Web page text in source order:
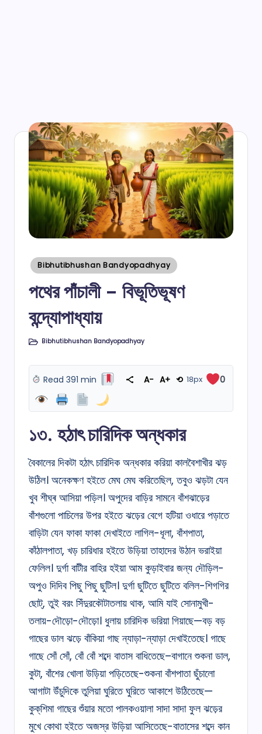
Posted
Bibhutibhushan Bandyopadhyay
পথের পাঁচালী – বিভূতিভূষণ
বন্দ্যোপাধ্যায়
PostedBibhutibhushan Bandyopadhyay
Read 391 min A− A+ ⟲ 18px 0
১৩. হঠাৎ চারিদিক অন্ধকার
বৈকালের দিকটা হঠাৎ চারিদিক অন্ধকার করিয়া কালবৈশাখীর ঝড়
উঠিল। অনেকক্ষণ হইতে মেঘ মেঘ করিতেছিল, তবুও ঝড়টা যেন
খুব শীঘ্ৰ আসিয়া পড়িল। অপুদের বাড়ির সামনে বাঁশঝাড়ের
বাঁশগুলো পাচিলের উপর হইতে ঝড়ের বেগে হটিয়া ওধারে পড়াতে
বাড়িটা যেন ফাকা ফাকা দেখাইতে লাগিল-ধূলা, বাঁশপাতা,
কাঁঠালপাতা, খড় চারিধার হইতে উড়িয়া তাহাদের উঠান ভরাইয়া
ফেলিল। দুৰ্গা বাটীর বাহির হইয়া আম কুড়াইবার জন্য দৌড়িল-
অপুও দিদিব পিছু পিছু ছুটিল। দুর্গা ছুটিতে ছুটিতে বলিল-শিগগির
ছোট্‌, তুই বরং সিঁদুরকৌটাতলায় থাক, আমি যাই সোনামুখী-
তলায়-দৌড়ো-দৌড়ো। ধুলায় চারিদিক ভরিয়া গিয়াছে—বড় বড়
গাছের ডাল ঝড়ে বাঁকিয়া গাছ ন্যাড়া-ন্যাড়া দেখাইতেছে। গাছে
গাছে সোঁ সোঁ, বোঁ বোঁ শব্দে বাতাস বাধিতেছে–বাগানে শুকনা ডাল,
কুটা, বাঁশের খোলা উড়িয়া পড়িতেছে-শুকনা বাঁশপাতা ছুঁচালো
আগাটা উঁচুদিকে তুলিয়া ঘুরিতে ঘুরিতে আকাশে উঠিতেছে—
কুক্‌শিমা গাছের শুঁয়ার মতো পালকওয়ালা সাদা সাদা ফুল ঝড়ের
মুখে কোথা হইতে অজস্র উড়িয়া আসিতেছে-বাতাসের শব্দে কান